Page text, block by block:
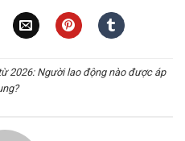
2026: Người lao động nào được áp